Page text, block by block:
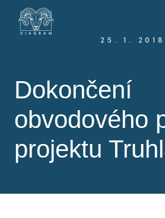
25. 1. 2018
Dokončení
obvodového
projektu